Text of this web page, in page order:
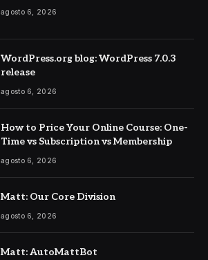
agosto 6, 2026
WordPress.org blog: WordPress 7.0.3
release
agosto 6, 2026
How to Price Your Online Course: One-
Time vs Subscription vs Membership
agosto 6, 2026
Matt: Our Core Division
agosto 6, 2026
Matt: AutoMattBot